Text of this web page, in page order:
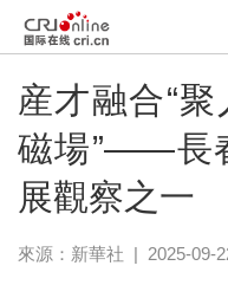
産才融合“聚
磁場”——長
展觀察之一
來源： 新華社 | 2025-09-